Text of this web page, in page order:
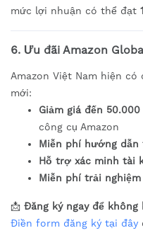
mức lợi nhuận có thể đạt
6. Ưu đãi Amazon
Amazon Việt Nam hiện
mới:
Giảm giá đến
công cụ Amazon
Miễn phí hướng
Hỗ trợ xác minh tài
Miễn phí trải
📩 Đăng ký ngay để không
Điền form đăng ký tại đây